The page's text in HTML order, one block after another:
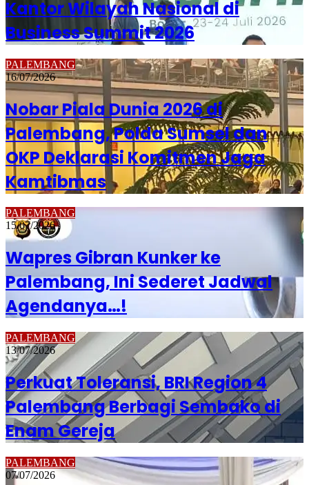
Kantor Wilayah Nasional di
Business Summit 2026
PALEMBANG
16/07/2026
Nobar Piala Dunia 2026 di
Palembang, Polda Sumsel dan
OKP Deklarasi Komitmen Jaga
Kamtibmas
PALEMBANG
15/07/2026
Wapres Gibran Kunker ke
Palembang, Ini Sederet Jadwal
Agendanya…!
PALEMBANG
13/07/2026
Perkuat Toleransi, BRI Region 4
Palembang Berbagi Sembako di
Enam Gereja
PALEMBANG
07/07/2026